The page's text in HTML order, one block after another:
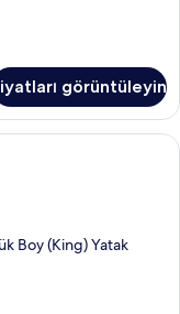
görüntüleyin
| Anti alerjik yatak
Boy (King) Yatak